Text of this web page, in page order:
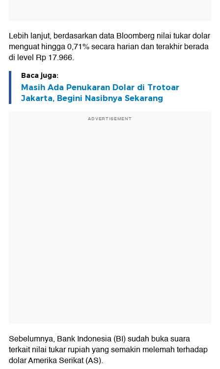
Lebih lanjut, berdasarkan data Bloomberg nilai tukar dolar
menguat hingga 0,71% secara harian dan terakhir berada
di level Rp 17.966.
Baca juga:
Masih Ada Penukaran Dolar di Trotoar
Jakarta, Begini Nasibnya Sekarang
ADVERTISEMENT
Sebelumnya, Bank Indonesia (BI) sudah buka suara
terkait nilai tukar rupiah yang semakin melemah terhadap
dolar Amerika Serikat (AS).